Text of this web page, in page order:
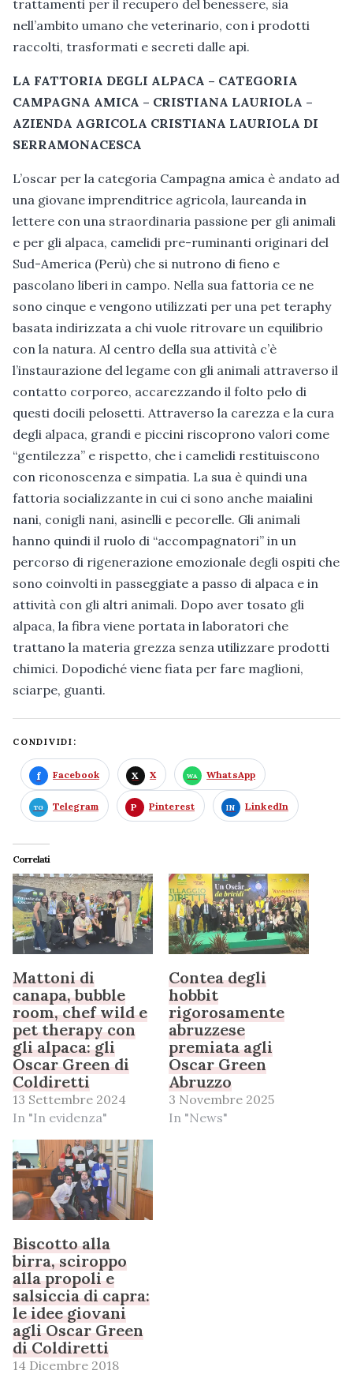
trattamenti per il recupero del benessere, sia
nell’ambito umano che veterinario, con i prodotti
raccolti, trasformati e secreti dalle api.
LA FATTORIA DEGLI ALPACA – CATEGORIA
CAMPAGNA AMICA – CRISTIANA LAURIOLA –
AZIENDA AGRICOLA CRISTIANA LAURIOLA DI
SERRAMONACESCA
L’oscar per la categoria Campagna amica è andato ad
una giovane imprenditrice agricola, laureanda in
lettere con una straordinaria passione per gli animali
e per gli alpaca, camelidi pre-ruminanti originari del
Sud-America (Perù) che si nutrono di fieno e
pascolano liberi in campo. Nella sua fattoria ce ne
sono cinque e vengono utilizzati per una pet teraphy
basata indirizzata a chi vuole ritrovare un equilibrio
con la natura. Al centro della sua attività c’è
l’instaurazione del legame con gli animali attraverso il
contatto corporeo, accarezzando il folto pelo di
questi docili pelosetti. Attraverso la carezza e la cura
degli alpaca, grandi e piccini riscoprono valori come
“gentilezza” e rispetto, che i camelidi restituiscono
con riconoscenza e simpatia. La sua è quindi una
fattoria socializzante in cui ci sono anche maialini
nani, conigli nani, asinelli e pecorelle. Gli animali
hanno quindi il ruolo di “accompagnatori” in un
percorso di rigenerazione emozionale degli ospiti che
sono coinvolti in passeggiate a passo di alpaca e in
attività con gli altri animali. Dopo aver tosato gli
alpaca, la fibra viene portata in laboratori che
trattano la materia grezza senza utilizzare prodotti
chimici. Dopodiché viene fiata per fare maglioni,
sciarpe, guanti.
CONDIVIDI:
Facebook X WhatsApp
Telegram Pinterest LinkedIn
Correlati
Mattoni di
canapa, bubble
room, chef wild e
pet therapy con
gli alpaca: gli
Oscar Green di
Coldiretti
13 Settembre 2024
In "In evidenza"
Contea degli
hobbit
rigorosamente
abruzzese
premiata agli
Oscar Green
Abruzzo
3 Novembre 2025
In "News"
Biscotto alla
birra, sciroppo
alla propoli e
salsiccia di capra:
le idee giovani
agli Oscar Green
di Coldiretti
14 Dicembre 2018